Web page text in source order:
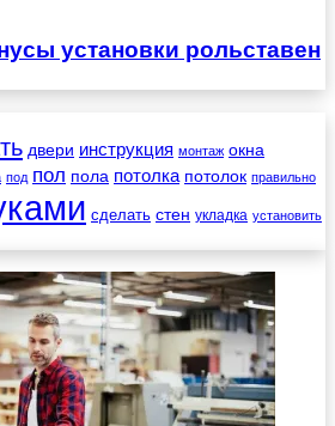
установки рольставен
двери инструкция монтаж окна
под пол пола потолка потолок правильно
сделать стен укладка установить